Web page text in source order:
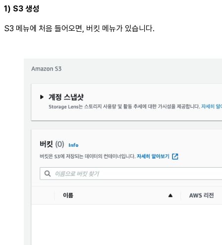
1) S3 생성
S3 메뉴에 처음 들어오면, 버킷 메뉴가 있습니다.